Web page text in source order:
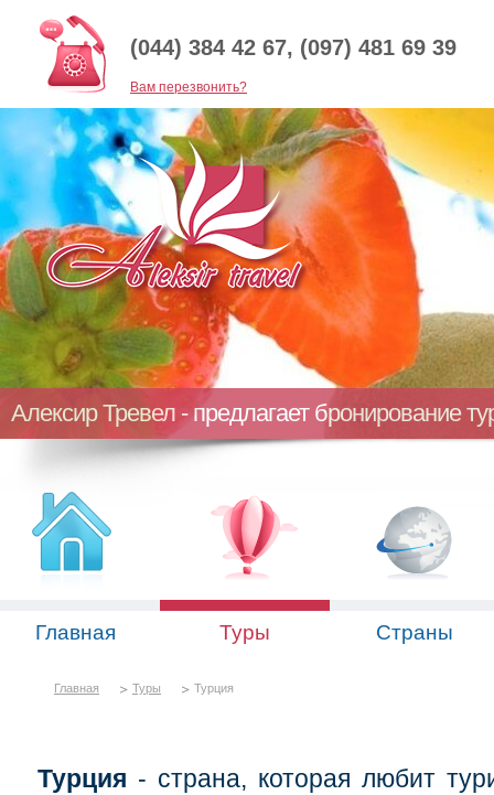
(044) 384 42 67, (097) 481 69 39
Baм перезвонить?
Алексир Тревел - предлагает бронирование
Главная Туры Страны
Главная Туры Турция
Турция - страна, которая любит